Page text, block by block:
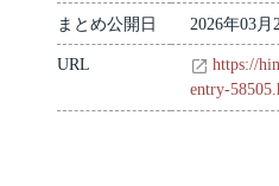
まとめ公開日 2026年03月
URL
https://
entry-